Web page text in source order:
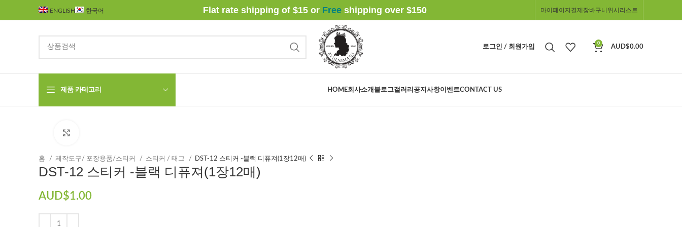
ENGLISH 한국어 Flat rate shipping of $15 or Free shipping over $150 마이페이지 결제 장바구니 위시리스트
로그인 / 회원가입
0
AUD$0.00
제품 카테고리 HOME회사소개 블로그갤러리 공지사항이벤트CONTACT US
홈 제작도구/ 포장용품/스티커 스티커 / 태그 DST-12 스티커 -블랙 디퓨져(1장12매)
DST-12 스티커 -블랙 디퓨져(1장12매)
AUD$1.00